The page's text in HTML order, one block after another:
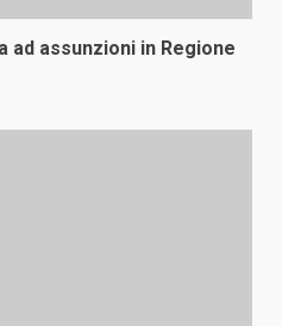
ad assunzioni in Regione